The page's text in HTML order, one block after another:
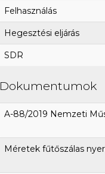
Felhasználás
Hegesztési eljárás
SDR
Dokumentumok
A-88/2019 Nemzeti
Méretek fűtőszálas